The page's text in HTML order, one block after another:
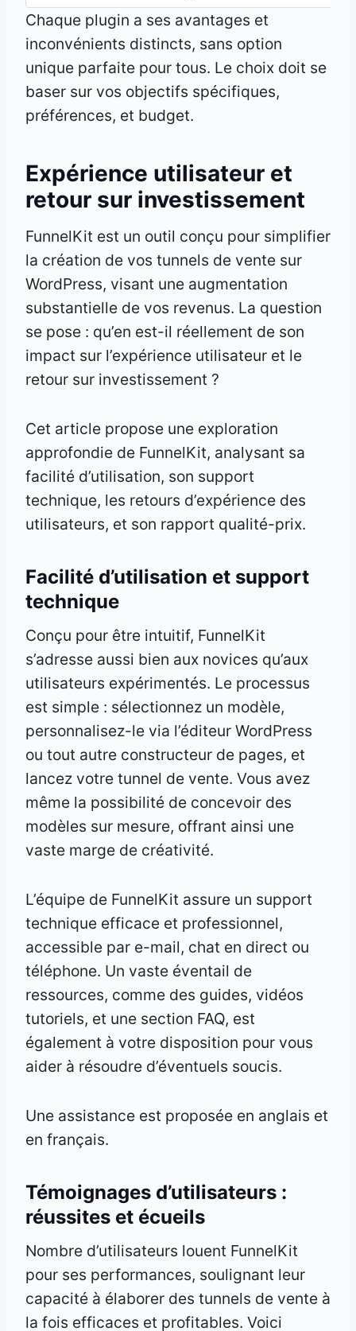
Chaque plugin a ses avantages et
inconvénients distincts, sans option
unique parfaite pour tous. Le choix doit se
baser sur vos objectifs spécifiques,
préférences, et budget.
Expérience utilisateur et
retour sur investissement
FunnelKit est un outil conçu pour simplifier
la création de vos tunnels de vente sur
WordPress, visant une augmentation
substantielle de vos revenus. La question
se pose : qu’en est-il réellement de son
impact sur l’expérience utilisateur et le
retour sur investissement ?
Cet article propose une exploration
approfondie de FunnelKit, analysant sa
facilité d’utilisation, son support
technique, les retours d’expérience des
utilisateurs, et son rapport qualité-prix.
Facilité d’utilisation et support
technique
Conçu pour être intuitif, FunnelKit
s’adresse aussi bien aux novices qu’aux
utilisateurs expérimentés. Le processus
est simple : sélectionnez un modèle,
personnalisez-le via l’éditeur WordPress
ou tout autre constructeur de pages, et
lancez votre tunnel de vente. Vous avez
même la possibilité de concevoir des
modèles sur mesure, offrant ainsi une
vaste marge de créativité.
L’équipe de FunnelKit assure un support
technique efficace et professionnel,
accessible par e-mail, chat en direct ou
téléphone. Un vaste éventail de
ressources, comme des guides, vidéos
tutoriels, et une section FAQ, est
également à votre disposition pour vous
aider à résoudre d’éventuels soucis.
Une assistance est proposée en anglais et
en français.
Témoignages d’utilisateurs :
réussites et écueils
Nombre d’utilisateurs louent FunnelKit
pour ses performances, soulignant leur
capacité à élaborer des tunnels de vente à
la fois efficaces et profitables. Voici